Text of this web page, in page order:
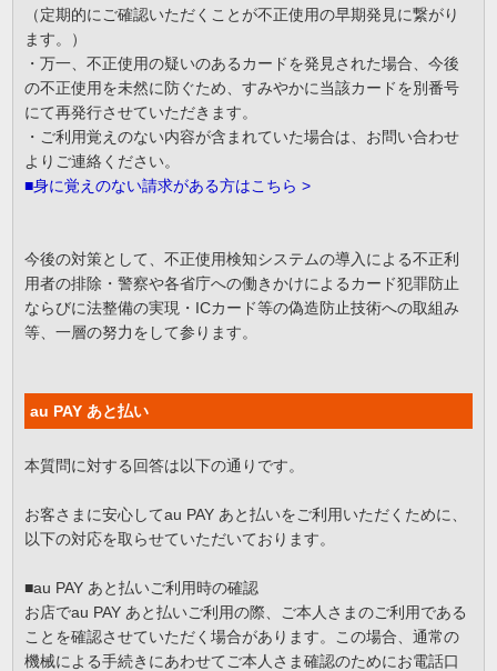
（定期的にご確認いただくことが不正使用の早期発見に繋がり
ます。）
・万一、不正使用の疑いのあるカードを発見された場合、今後
の不正使用を未然に防ぐため、すみやかに当該カードを別番号
にて再発行させていただきます。
・ご利用覚えのない内容が含まれていた場合は、お問い合わせ
よりご連絡ください。
■身に覚えのない請求がある方はこちら >
今後の対策として、不正使用検知システムの導入による不正利
用者の排除・警察や各省庁への働きかけによるカード犯罪防止
ならびに法整備の実現・ICカード等の偽造防止技術への取組み
等、一層の努力をして参ります。
au PAY あと払い
本質問に対する回答は以下の通りです。
お客さまに安心してau PAY あと払いをご利用いただくために、
以下の対応を取らせていただいております。
■au PAY あと払いご利用時の確認
お店でau PAY あと払いご利用の際、ご本人さまのご利用である
ことを確認させていただく場合があります。この場合、通常の
機械による手続きにあわせてご本人さま確認のためにお電話口